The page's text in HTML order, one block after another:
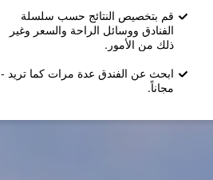
قم بتخصيص النتائج حسب سلسلة
الفنادق ووسائل الراحة والسعر وغير
ذلك من الأمور.
ابحث عن الفندق عدة مرات كما تريد -
مجاناً.